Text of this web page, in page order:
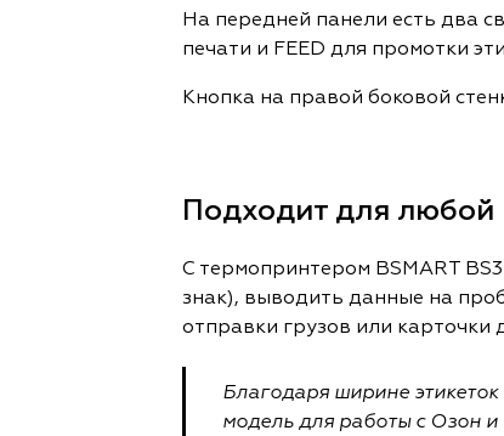
На передней панели есть два
печати и FEED для промотки
Кнопка на правой боковой
Подходит для любой
С термопринтером BSMART
знак), выводить данные на
отправки грузов или карточки
Благодаря ширине
модель для работы с Озон